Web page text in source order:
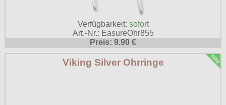
Verfügbarkeit: sofort
Art.-Nr.: EasureOhr855
Preis: 9.90 €
Viking Silver Ohrringe